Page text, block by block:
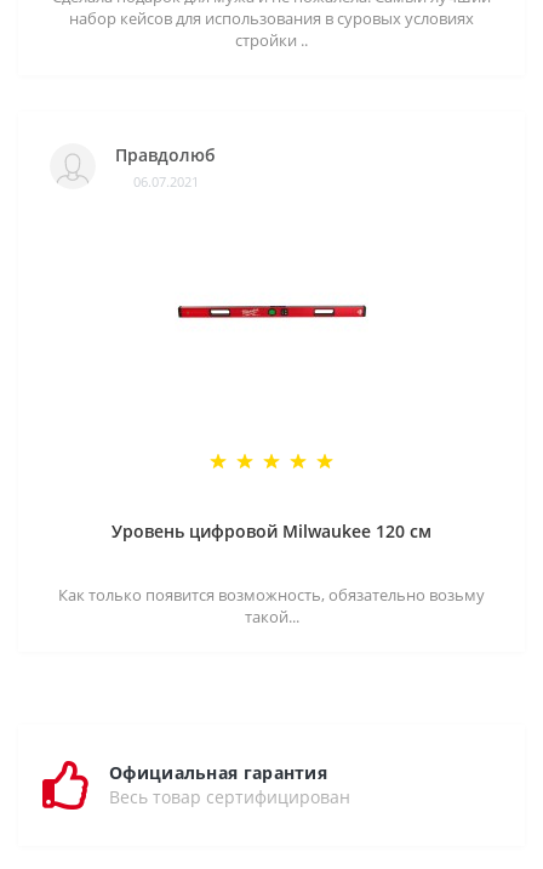
набор кейсов для использования в суровых условиях
стройки ..
Правдолюб
06.07.2021
Уровень цифровой Milwaukee 120 см
Как только появится возможность, обязательно возьму
такой...
Официальная гарантия
Весь товар сертифицирован